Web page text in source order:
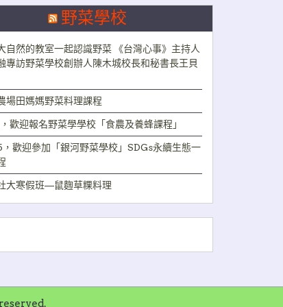
野菜學校
自然的教室一起認識野菜 《台灣心事》主持人
專訪野菜學校創辦人陳木城校長和秘書長王貝
場田媽媽野菜料理課程
歡迎報名野菜學學校「食農及養蜂課程」
，歡迎參加「銀河野菜學校」SDGs永續生態一
大寒假班—鼠麴草粿料理